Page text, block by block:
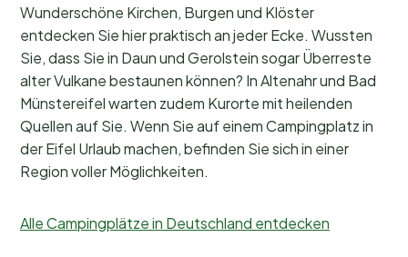
Wunderschöne Kirchen, Burgen und Klöster
entdecken Sie hier praktisch an jeder Ecke. Wussten
Sie, dass Sie in Daun und Gerolstein sogar Überreste
alter Vulkane bestaunen können? In Altenahr und Bad
Münstereifel warten zudem Kurorte mit heilenden
Quellen auf Sie. Wenn Sie auf einem Campingplatz in
der Eifel Urlaub machen, befinden Sie sich in einer
Region voller Möglichkeiten.
Alle Campingplätze in Deutschland entdecken